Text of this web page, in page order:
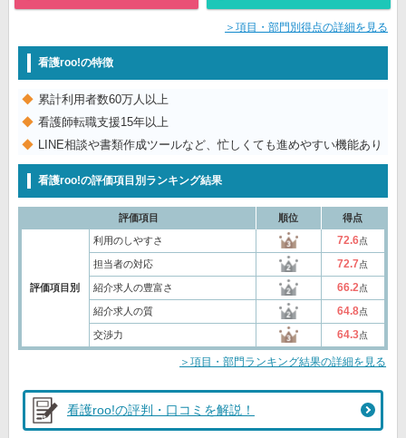
＞項目・部門別得点の詳細を見る
看護roo!の特徴
累計利用者数60万人以上
看護師転職支援15年以上
LINE相談や書類作成ツールなど、忙しくても進めやすい機能あり
看護roo!の評価項目別ランキング結果
評価項目 順位 得点
評価項目別
利用のしやすさ 72.6点
担当者の対応 72.7点
紹介求人の豊富さ 66.2点
紹介求人の質 64.8点
交渉力 64.3点
＞項目・部門ランキング結果の詳細を見る
看護roo!の評判・口コミを解説！